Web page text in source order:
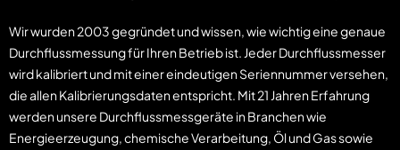
Wir wurden 2003 gegründet und wissen, wie wichtig eine genaue
Durchflussmessung für Ihren Betrieb ist. Jeder Durchflussmesser
wird kalibriert und mit einer eindeutigen Seriennummer versehen,
die allen Kalibrierungsdaten entspricht. Mit 21 Jahren Erfahrung
werden unsere Durchflussmessgeräte in Branchen wie
Energieerzeugung, chemische Verarbeitung, Öl und Gas sowie